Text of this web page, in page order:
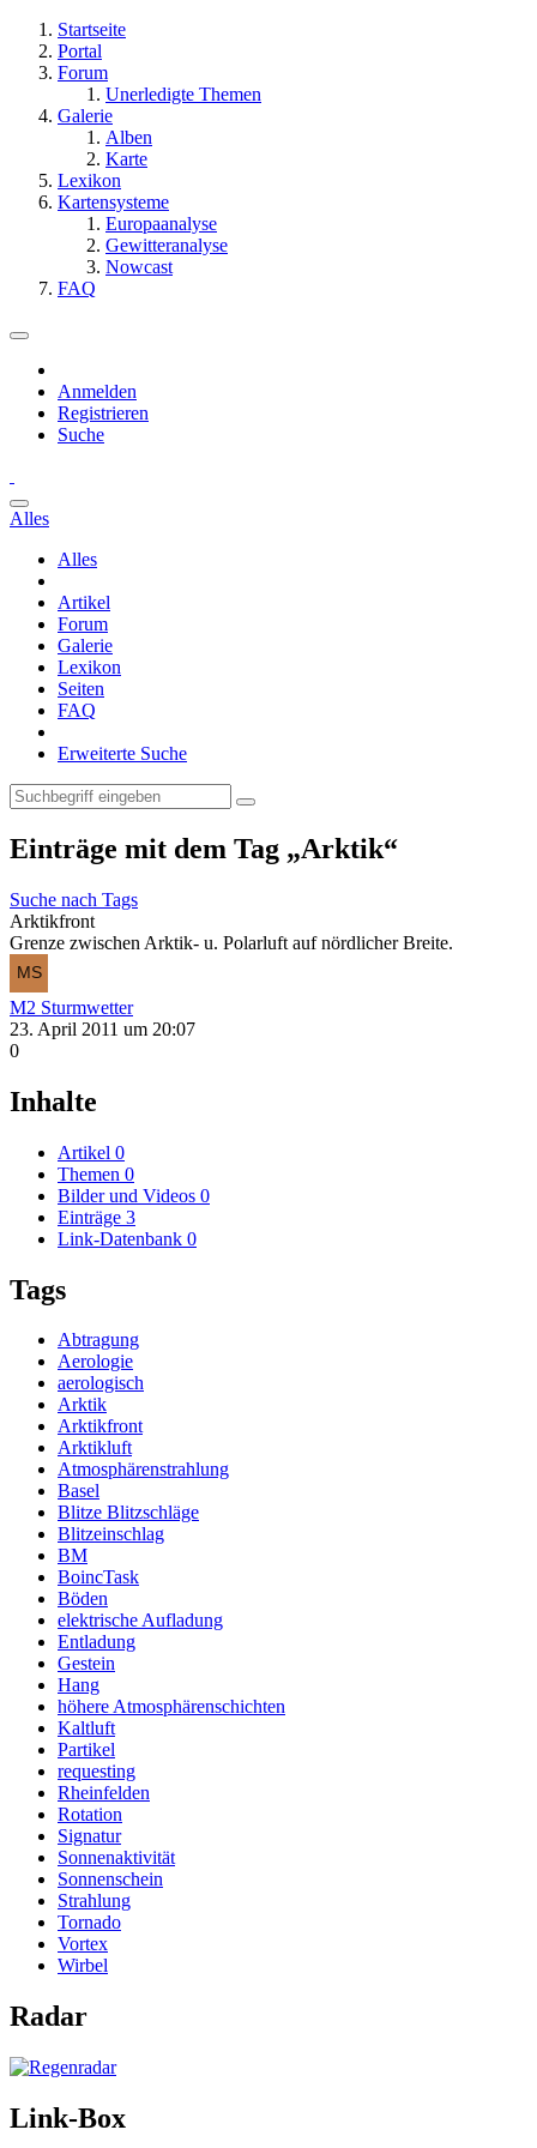
Startseite
Portal
Forum
Unerledigte Themen
Galerie
Alben
Karte
Lexikon
Kartensysteme
Europaanalyse
Gewitteranalyse
Nowcast
FAQ
Anmelden
Registrieren
Suche
Alles
Alles
Artikel
Forum
Galerie
Lexikon
Seiten
FAQ
Erweiterte Suche
Einträge mit dem Tag „Arktik“
Suche nach Tags
Arktikfront
Grenze zwischen Arktik- u. Polarluft auf nördlicher Breite.
M2 Sturmwetter
23. April 2011 um 20:07
0
Inhalte
Artikel 0
Themen 0
Bilder und Videos 0
Einträge 3
Link-Datenbank 0
Tags
Abtragung
Aerologie
aerologisch
Arktik
Arktikfront
Arktikluft
Atmosphärenstrahlung
Basel
Blitze Blitzschläge
Blitzeinschlag
BM
BoincTask
Böden
elektrische Aufladung
Entladung
Gestein
Hang
höhere Atmosphärenschichten
Kaltluft
Partikel
requesting
Rheinfelden
Rotation
Signatur
Sonnenaktivität
Sonnenschein
Strahlung
Tornado
Vortex
Wirbel
Radar
Link-Box